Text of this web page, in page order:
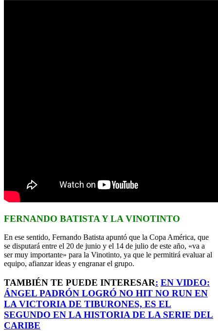
FERNANDO BATISTA Y LA VINOTINTO
En ese sentido, Fernando Batista apuntó que la Copa América, que
se disputará entre el 20 de junio y el 14 de julio de este año, «va a
ser muy importante» para la Vinotinto, ya que le permitirá evaluar al
equipo, afianzar ideas y engranar el grupo.
TAMBIÉN TE PUEDE INTERESAR: EN VIDEO:
ÁNGEL PADRÓN LOGRÓ NO HIT NO RUN EN
LA VICTORIA DE TIBURONES, ES EL
SEGUNDO EN LA HISTORIA DE LA SERIE DEL
CARIBE